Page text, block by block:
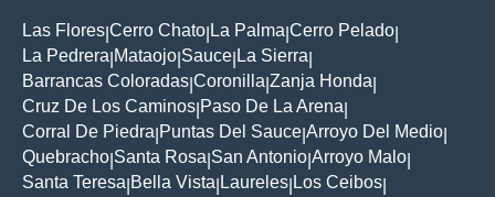
Las Flores Cerro Chato La Palma Cerro Pelado
La Pedrera Mataojo Sauce La Sierra
Barrancas Coloradas Coronilla Zanja Honda
Cruz De Los Caminos Paso De La Arena
Corral De Piedra Puntas Del Sauce Arroyo Del Medio
Quebracho Santa Rosa San Antonio Arroyo Malo
Santa Teresa Bella Vista Laureles Los Ceibos